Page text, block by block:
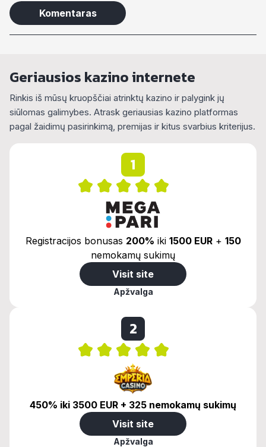
Geriausios kazino internete
Rinkis iš mūsų kruopščiai atrinktų kazino ir palygink jų
siūlomas galimybes. Atrask geriausias kazino platformas
pagal žaidimų pasirinkimą, premijas ir kitus svarbius kriterijus.
1
Registracijos bonusas 200% iki 1500 EUR+ 150
nemokamų sukimų
Visit site
Apžvalga
2
450% iki 3500 EUR + 325 nemokamų sukimų
Visit site
Apžvalga